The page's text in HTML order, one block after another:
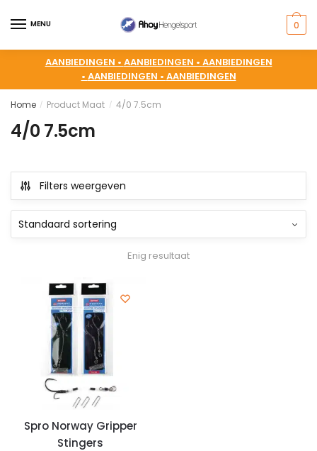
MENU 0
AANBIEDINGEN • AANBIEDINGEN • AANBIEDINGEN
• AANBIEDINGEN • AANBIEDINGEN
Home / Product Maat / 4/0 7.5cm
4/0 7.5cm
Filters weergeven
Enig resultaat
Spro Norway Gripper
Stingers